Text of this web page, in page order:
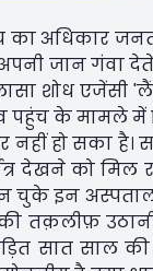
का अधिकार
जान गंवा
शोध
के मामले में
हो सका है।
देखने को मिल
चुके इन
उठानी
सात साल